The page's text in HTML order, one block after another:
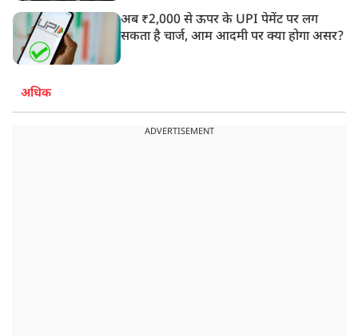
अब ₹2,000 से ऊपर के UPI पेमेंट पर लग
सकता है चार्ज, आम आदमी पर क्या होगा असर?
अधिक
ADVERTISEMENT